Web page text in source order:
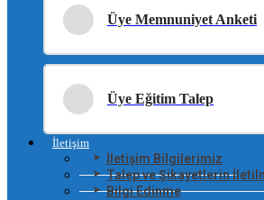
Üye Memnuniyet Anketi
Üye Eğitim Talep
İletişim
İletişim Bilgilerimiz
Talep ve Şikayetlerin
Bilgi Edinme